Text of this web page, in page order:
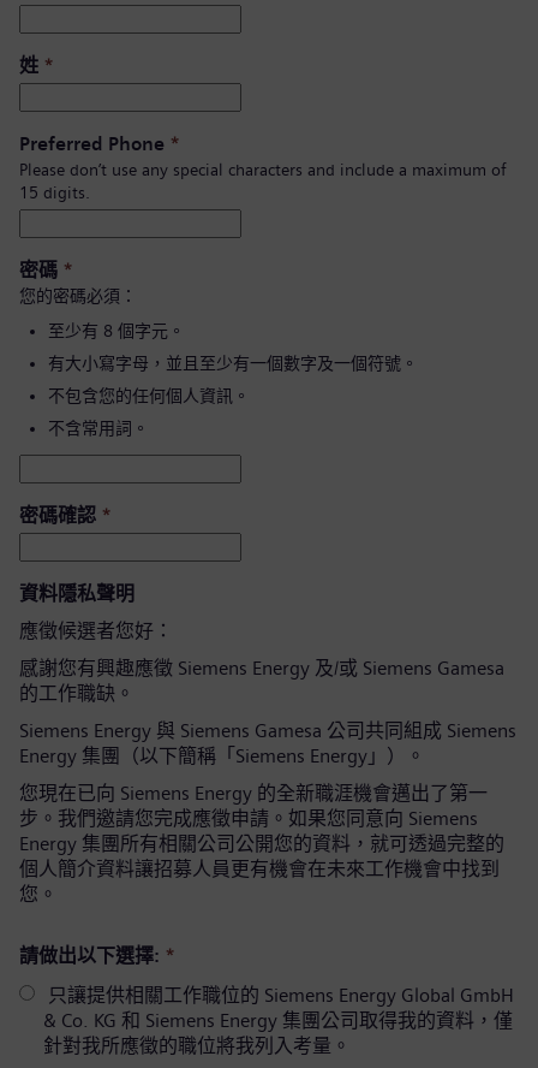
姓 *
Preferred Phone *
Please don’t use any special characters and include a maximum of
15 digits.
密碼 *
您的密碼必須：
至少有 8 個字元。
有大小寫字母，並且至少有一個數字及一個符號。
不包含您的任何個人資訊。
不含常用詞。
密碼確認 *
資料隱私聲明
應徵候選者您好：
感謝您有興趣應徵 Siemens Energy 及/或 Siemens Gamesa
的工作職缺。
Siemens Energy 與 Siemens Gamesa 公司共同組成 Siemens
Energy 集團（以下簡稱「Siemens Energy」）。
您現在已向 Siemens Energy 的全新職涯機會邁出了第一
步。我們邀請您完成應徵申請。如果您同意向 Siemens
Energy 集團所有相關公司公開您的資料，就可透過完整的
個人簡介資料讓招募人員更有機會在未來工作機會中找到
您。
請做出以下選擇: *
只讓提供相關工作職位的 Siemens Energy Global GmbH
& Co. KG 和 Siemens Energy 集團公司取得我的資料，僅
針對我所應徵的職位將我列入考量。